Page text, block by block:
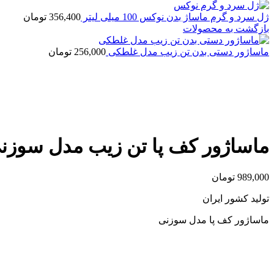
ژل سرد و گرم ماساژ بدن نوکس 100 میلی لیتر 356,400 تومان
بازگشت به محصولات
ماساژور دستی بدن تن زیب مدل غلطکی 256,000 تومان
ماساژور کف پا تن زیب مدل
989,000 تومان
تولید کشور ایران
ماساژور کف پا مدل سوزنی